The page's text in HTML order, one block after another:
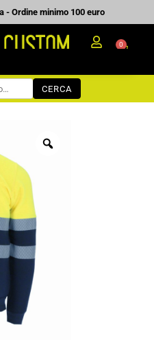
- Ordine minimo 100 euro
0
CERCA